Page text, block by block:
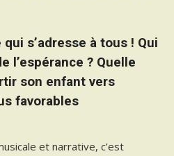
s’adresse à tous ! Qui
l’espérance ? Quelle
son enfant vers
favorables
et narrative, c’est